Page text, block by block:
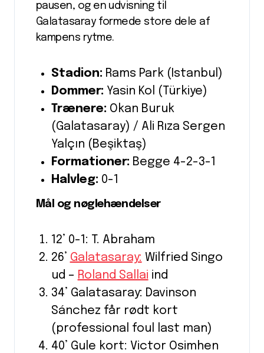
pausen, og en udvisning til
Galatasaray formede store dele af
kampens rytme.
Stadion: Rams Park (Istanbul)
Dommer: Yasin Kol (Türkiye)
Trænere: Okan Buruk
(Galatasaray) / Ali Rıza Sergen
Yalçın (Beşiktaş)
Formationer: Begge 4-2-3-1
Halvleg: 0-1
Mål og nøglehændelser
12’ 0-1: T. Abraham
26’ Galatasaray: Wilfried Singo
ud – Roland Sallai ind
34’ Galatasaray: Davinson
Sánchez får rødt kort
(professional foul last man)
40’ Gule kort: Victor Osimhen